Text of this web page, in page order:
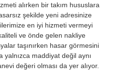
alırken bir takım hususlara
şekilde yeni adresinize
en iyi hizmeti vermeyi
ve önde gelen nakliye
taşınırken hasar görmesini
yalnızca maddiyat değil aynı
değeri olması da yer alıyor.